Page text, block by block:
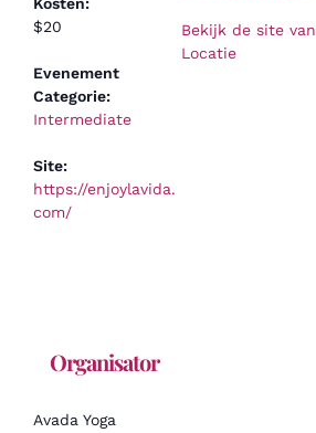
Kosten:
$20
Evenement
Categorie:
Intermediate
Site:
https://enjoylavida.
com/
Bekijk de site van
Locatie
Organisator
Avada Yoga